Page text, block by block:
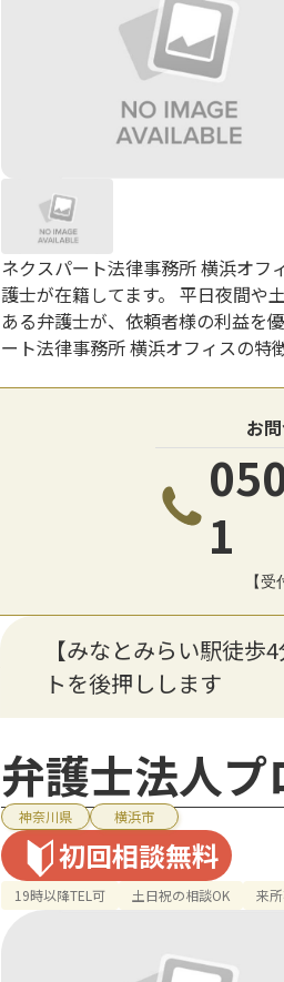
ネクスパート法律事務所 横浜オ
護士が在籍してます。 平日夜間や
ある弁護士が、依頼者様の利益を
ート法律事務所 横浜オフィスの特
お
1
【
【みなとみらい駅徒
トを後押しします
弁護士法人
神奈川県 横浜市
初回相談無料
19時以降TEL可 土日祝の相談OK 来